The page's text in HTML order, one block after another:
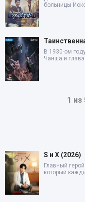
больницы
В 1930-ом
Чанша и глава
1 из
S и X (2026)
Главный
который